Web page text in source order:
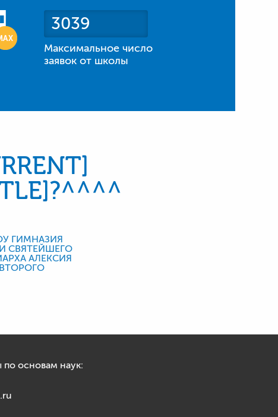
3039
Максимальное число
заявок от школы
основам наук: